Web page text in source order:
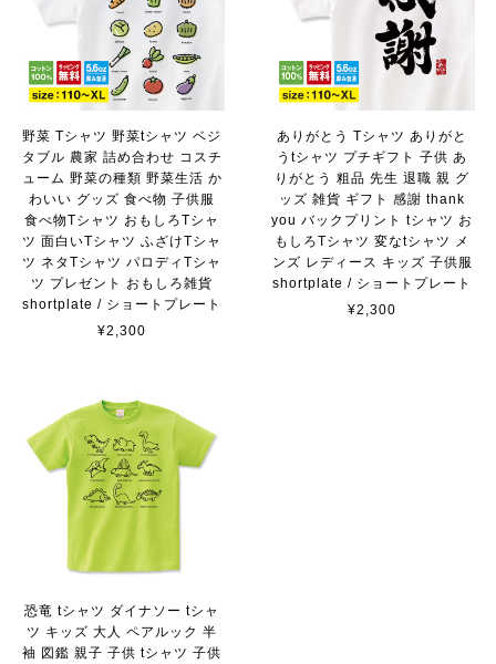
野菜 Tシャツ 野菜tシャツ ベジ
タブル 農家 詰め合わせ コスチ
ューム 野菜の種類 野菜生活 か
わいい グッズ 食べ物 子供服
食べ物Tシャツ おもしろTシャ
ツ 面白いTシャツ ふざけTシャ
ツ ネタTシャツ パロディTシャ
ツ プレゼント おもしろ雑貨
shortplate / ショートプレート
¥2,300
ありがとう Tシャツ ありがと
うtシャツ プチギフト 子供 あ
りがとう 粗品 先生 退職 親 グ
ッズ 雑貨 ギフト 感謝 thank
you バックプリント tシャツ お
もしろTシャツ 変なtシャツ メ
ンズ レディース キッズ 子供服
shortplate / ショートプレート
¥2,300
恐竜 tシャツ ダイナソー tシャ
ツ キッズ 大人 ペアルック 半
袖 図鑑 親子 子供 tシャツ 子供